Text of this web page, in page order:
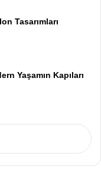
Tasarımları
Yaşamın Kapıları